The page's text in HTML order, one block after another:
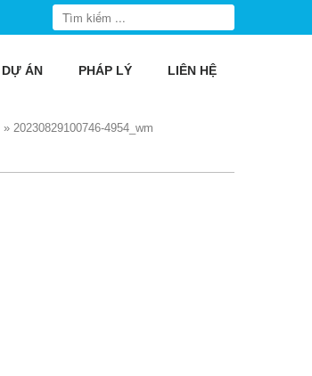
DỰ ÁN PHÁP LÝ LIÊN HỆ
» 20230829100746-4954_wm